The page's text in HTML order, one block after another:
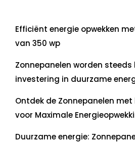
Efficiënt energie opwekken
van 350 wp
Zonnepanelen worden
investering in duurzame
Ontdek de Zonnepanelen
voor Maximale
Duurzame energie: